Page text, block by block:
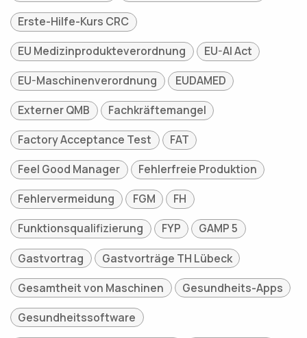
Erste-Hilfe-Kurs CRC
EU Medizinprodukteverordnung
EU-AI Act
EU-Maschinenverordnung
EUDAMED
Externer QMB
Fachkräftemangel
Factory Acceptance Test
FAT
Feel Good Manager
Fehlerfreie Produktion
Fehlervermeidung
FGM
FH
Funktionsqualifizierung
FYP
GAMP 5
Gastvortrag
Gastvorträge TH Lübeck
Gesamtheit von Maschinen
Gesundheits-Apps
Gesundheitssoftware